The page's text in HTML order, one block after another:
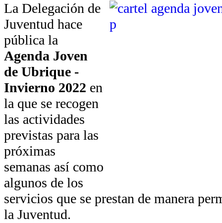
La Delegación de
Juventud hace
pública la
Agenda Joven
de Ubrique -
Invierno 2022 en
la que se recogen
las actividades
previstas para las
próximas
semanas así como
algunos de los
servicios que se prestan de manera
la Juventud.